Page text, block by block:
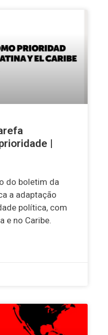
|
do boletim da
a adaptação
política, com
e no Caribe.